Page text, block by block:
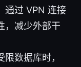
通过 VPN 连接
，减少外部干
数据库时，